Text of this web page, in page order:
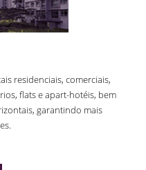
residenciais, comerciais,
flats e apart-hotéis, bem
garantindo mais